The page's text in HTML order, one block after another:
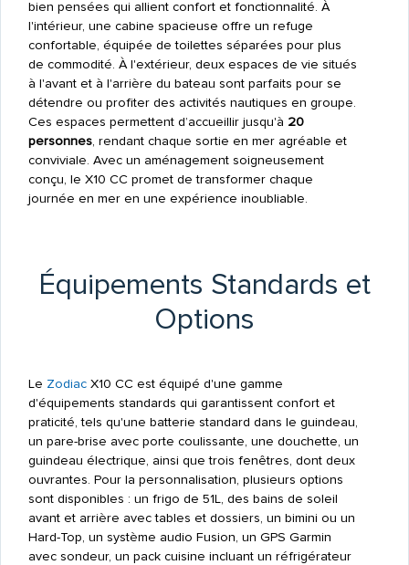
bien pensées qui allient confort et fonctionnalité. À
l'intérieur, une cabine spacieuse offre un refuge
confortable, équipée de toilettes séparées pour plus
de commodité. À l'extérieur, deux espaces de vie situés
à l'avant et à l'arrière du bateau sont parfaits pour se
détendre ou profiter des activités nautiques en groupe.
Ces espaces permettent d’accueillir jusqu'à 20
personnes, rendant chaque sortie en mer agréable et
conviviale. Avec un aménagement soigneusement
conçu, le X10 CC promet de transformer chaque
journée en mer en une expérience inoubliable.
Équipements Standards et
Options
Le ZodiacX10 CC est équipé d'une gamme
d'équipements standards qui garantissent confort et
praticité, tels qu'une batterie standard dans le guindeau,
un pare-brise avec porte coulissante, une douchette, un
guindeau électrique, ainsi que trois fenêtres, dont deux
ouvrantes. Pour la personnalisation, plusieurs options
sont disponibles : un frigo de 51L, des bains de soleil
avant et arrière avec tables et dossiers, un bimini ou un
Hard-Top, un système audio Fusion, un GPS Garmin
avec sondeur, un pack cuisine incluant un réfrigérateur